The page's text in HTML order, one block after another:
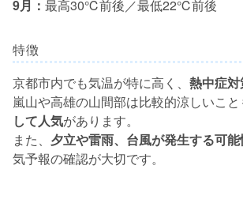
9月： 最高30℃前後／最低22℃前後
特徴
京都市内でも気温が特に高く、 熱中症
嵐山や高雄の山間部は比較的涼しいこと
して人気があります。
また、 夕立や雷雨、台風が発生する可
気予報の確認が大切です。